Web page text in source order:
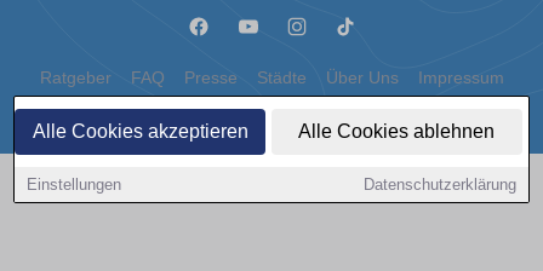
Alle Cookies akzeptieren Alle Cookies ablehnen
Einstellungen Datenschutzerklärung
Ratgeber FAQ Presse Städte Über Uns Impressum
Datenschutz Cookies
Copyright © 2000 - 2026 | 1A Infosysteme GmbH | Content by: 1a-sites-autos